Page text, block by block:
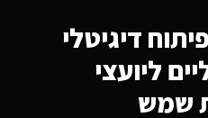
דיגיטלי
ליועצי
שמש